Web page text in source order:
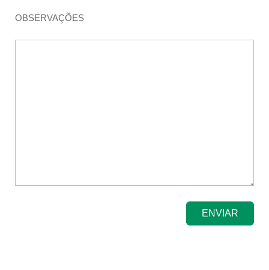
OBSERVAÇÕES